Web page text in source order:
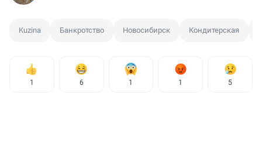
Kuzina Банкротство Новосибирск Кондитерская
1 6 1 1 5